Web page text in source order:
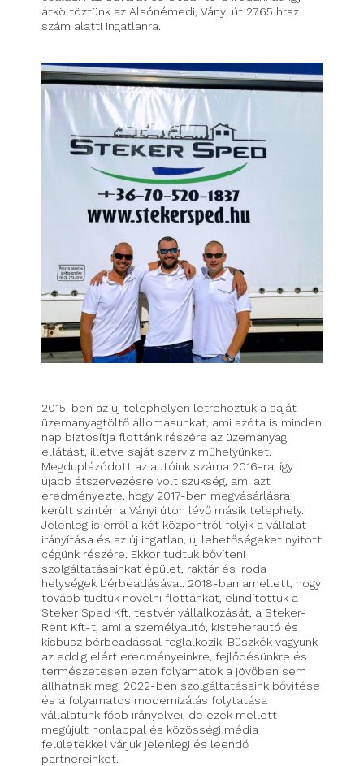
átköltöztünk az Alsónémedi, Ványi út 2765 hrsz.
szám alatti ingatlanra.
2015-ben az új telephelyen létrehoztuk a saját
üzemanyagtöltő állomásunkat, ami azóta is minden
nap biztosítja flottánk részére az üzemanyag
ellátást, illetve saját szerviz műhelyünket.
Megduplázódott az autóink száma 2016-ra, így
újabb átszervezésre volt szükség, ami azt
eredményezte, hogy 2017-ben megvásárlásra
került szintén a Ványi úton lévő másik telephely.
Jelenleg is erről a két központról folyik a vállalat
irányítása és az új ingatlan, új lehetőségeket nyitott
cégünk részére. Ekkor tudtuk bővíteni
szolgáltatásainkat épület, raktár és iroda
helységek bérbeadásával. 2018-ban amellett, hogy
tovább tudtuk növelni flottánkat, elindítottuk a
Steker Sped Kft. testvér vállalkozását, a Steker-
Rent Kft-t, ami a személyautó, kisteherautó és
kisbusz bérbeadással foglalkozik. Büszkék vagyunk
az eddig elért eredményeinkre, fejlődésünkre és
természetesen ezen folyamatok a jövőben sem
állhatnak meg. 2022-ben szolgáltatásaink bővítése
és a folyamatos modernizálás folytatása
vállalatunk főbb irányelvei, de ezek mellett
megújult honlappal és közösségi média
felületekkel várjuk jelenlegi és leendő
partnereinket.